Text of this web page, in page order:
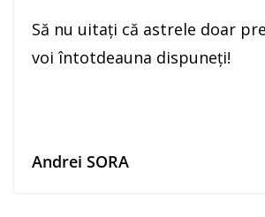
Să nu uitaţi că astrele doar
voi întotdeauna dispuneţi!
Andrei SORA